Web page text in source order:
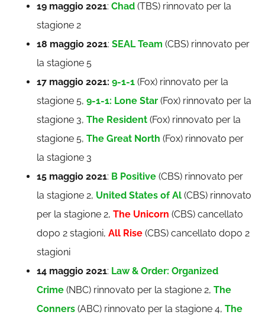
19 maggio 2021:Chad (TBS) rinnovato per la
stagione 2
18 maggio 2021:SEALTeam (CBS) rinnovato per
la stagione 5
17 maggio 2021: 9-1-1(Fox) rinnovato per la
stagione 5,9-1-1: Lone Star(Fox) rinnovato per la
stagione 3,The Resident (Fox) rinnovato per la
stagione 5,The Great North (Fox) rinnovato per
la stagione 3
15 maggio 2021: B Positive (CBS) rinnovato per
la stagione 2, United States of Al (CBS) rinnovato
per la stagione 2,The Unicorn (CBS) cancellato
dopo 2 stagioni,All Rise (CBS) cancellato dopo 2
stagioni
14 maggio 2021: Law & Order: Organized
Crime (NBC) rinnovato per la stagione 2,The
Conners (ABC) rinnovato per la stagione 4,The